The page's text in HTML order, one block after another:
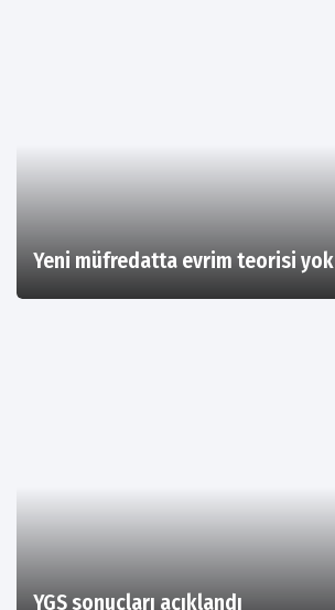
Yeni müfredatta evrim teorisi yok
YGS sonuçları açıklandı